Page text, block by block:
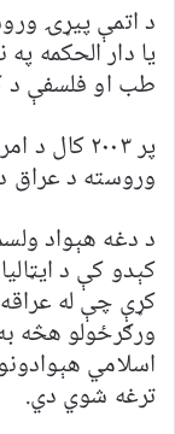
د اتمې پیړۍ
یا دار الحکمه
طب او فلسفې د
پر ۲۰۰۳
وروسته د عراق
د دغه هېواد
کېدو کې د
کړې چې له
ورګرځولو هڅه
اسلامي
ترغه شوي دي.